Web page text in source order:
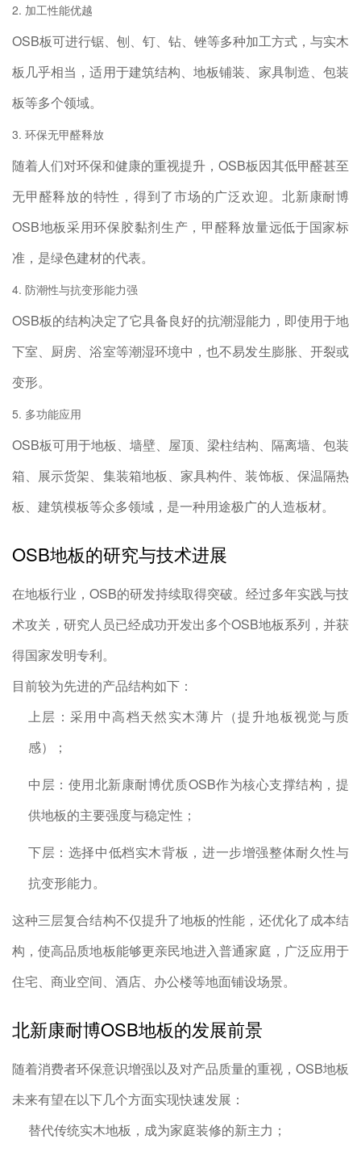
2. 加工性能优越
OSB板可进行锯、刨、钉、钻、锉等多种加工方式，与实木
板几乎相当，适用于建筑结构、地板铺装、家具制造、包装
板等多个领域。
3. 环保无甲醛释放
随着人们对环保和健康的重视提升，OSB板因其低甲醛甚至
无甲醛释放的特性，得到了市场的广泛欢迎。北新康耐博
OSB地板采用环保胶黏剂生产，甲醛释放量远低于国家标
准，是绿色建材的代表。
4. 防潮性与抗变形能力强
OSB板的结构决定了它具备良好的抗潮湿能力，即使用于地
下室、厨房、浴室等潮湿环境中，也不易发生膨胀、开裂或
变形。
5. 多功能应用
OSB板可用于地板、墙壁、屋顶、梁柱结构、隔离墙、包装
箱、展示货架、集装箱地板、家具构件、装饰板、保温隔热
板、建筑模板等众多领域，是一种用途极广的人造板材。
OSB地板的研究与技术进展
在地板行业，OSB的研发持续取得突破。经过多年实践与技
术攻关，研究人员已经成功开发出多个OSB地板系列，并获
得国家发明专利。
目前较为先进的产品结构如下：
上层：采用中高档天然实木薄片（提升地板视觉与质
感）；
中层：使用北新康耐博优质OSB作为核心支撑结构，提
供地板的主要强度与稳定性；
下层：选择中低档实木背板，进一步增强整体耐久性与
抗变形能力。
这种三层复合结构不仅提升了地板的性能，还优化了成本结
构，使高品质地板能够更亲民地进入普通家庭，广泛应用于
住宅、商业空间、酒店、办公楼等地面铺设场景。
北新康耐博OSB地板的发展前景
随着消费者环保意识增强以及对产品质量的重视，OSB地板
未来有望在以下几个方面实现快速发展：
替代传统实木地板，成为家庭装修的新主力；